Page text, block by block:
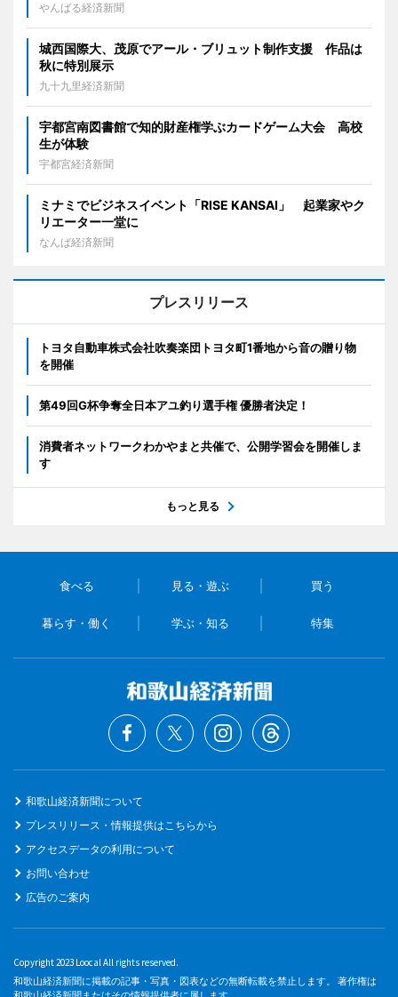
やんばる経済新聞
城西国際大、茂原でアール・ブリュット制作支援 作品は
秋に特別展示
九十九里経済新聞
宇都宮南図書館で知的財産権学ぶカードゲーム大会 高校
生が体験
宇都宮経済新聞
ミナミでビジネスイベント「RISE KANSAI」 起業家やク
リエーター一堂に
なんば経済新聞
プレスリリース
トヨタ自動車株式会社吹奏楽団トヨタ町1番地から音の贈り物
を開催
第49回G杯争奪全日本アユ釣り選手権 優勝者決定！
消費者ネットワークわかやまと共催で、公開学習会を開催しま
す
もっと見る
食べる 見る・遊ぶ 買う
暮らす・働く 学ぶ・知る 特集
和歌山経済新聞について
プレスリリース・情報提供はこちらから
アクセスデータの利用について
お問い合わせ
広告のご案内
Copyright 2023 Loocal All rights reserved.
和歌山経済新聞に掲載の記事・写真・図表などの無断転載を禁止します。 著作権は